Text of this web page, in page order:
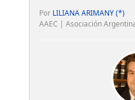
Por LILIANA ARIMANY (*)
AAEC | Asociación